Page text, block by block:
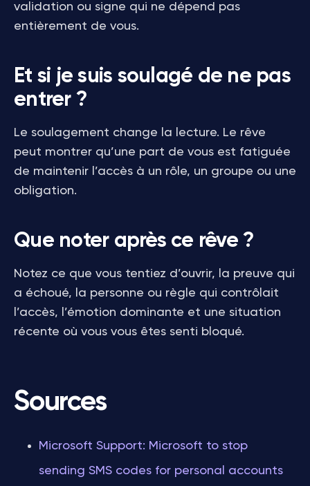
validation ou signe qui ne dépend pas
entièrement de vous.
Et si je suis soulagé de ne pas
entrer ?
Le soulagement change la lecture. Le rêve
peut montrer qu’une part de vous est fatiguée
de maintenir l’accès à un rôle, un groupe ou une
obligation.
Que noter après ce rêve ?
Notez ce que vous tentiez d’ouvrir, la preuve qui
a échoué, la personne ou règle qui contrôlait
l’accès, l’émotion dominante et une situation
récente où vous vous êtes senti bloqué.
Sources
Microsoft Support: Microsoft to stop
sending SMS codes for personal accounts